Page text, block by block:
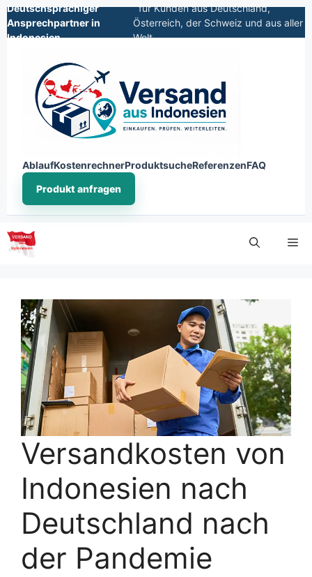
Deutschsprachiger
Ansprechpartner in
Indonesien
für Kunden aus Deutschland,
Österreich, der Schweiz und aus aller
Welt
AblaufKostenrechnerProduktsucheReferenzenFAQ
Produkt anfragen
Versandkosten von
Indonesien nach
Deutschland nach
der Pandemie